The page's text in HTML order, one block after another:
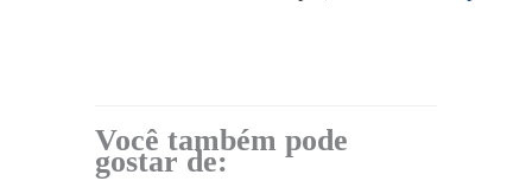
Você também pode
gostar de: